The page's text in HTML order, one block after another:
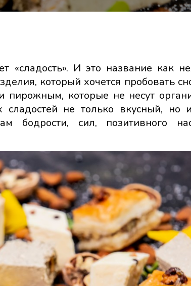
«сладость». И это название как
который хочется пробовать
пирожным, которые не несут
сладостей не только вкусный, но
бодрости, сил, позитивного